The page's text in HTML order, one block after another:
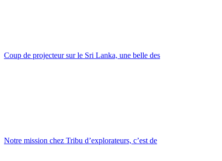
Coup de projecteur sur le Sri Lanka, une belle des
Notre mission chez Tribu d’explorateurs, c’est de